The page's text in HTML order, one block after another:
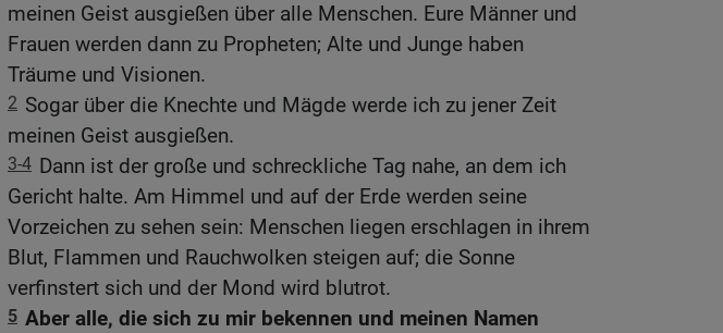
meinen Geist ausgießen über alle Menschen. Eure Männer und
Frauen werden dann zu Propheten; Alte und Junge haben
Träume und Visionen.
2 Sogar über die Knechte und Mägde werde ich zu jener Zeit
meinen Geist ausgießen.
3-4 Dann ist der große und schreckliche Tag nahe, an dem ich
Gericht halte. Am Himmel und auf der Erde werden seine
Vorzeichen zu sehen sein: Menschen liegen erschlagen in ihrem
Blut, Flammen und Rauchwolken steigen auf; die Sonne
verfinstert sich und der Mond wird blutrot.
5 Aber alle, die sich zu mir bekennen und meinen Namen